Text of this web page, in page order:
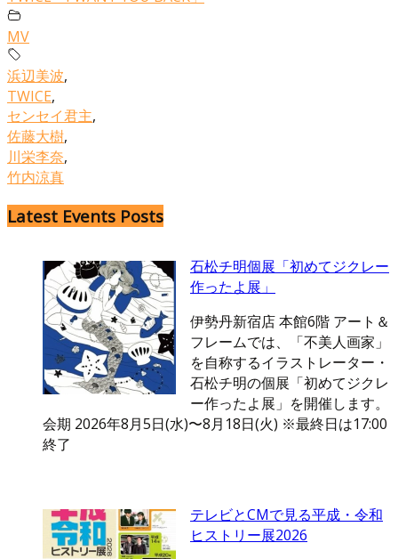
MV
浜辺美波,
TWICE,
センセイ君主,
佐藤大樹,
川栄李奈,
竹内涼真
Latest Events Posts
石松チ明個展「初めてジクレー
作ったよ展」
伊勢丹新宿店 本館6階 アート＆
フレームでは、「不美人画家」
を自称するイラストレーター・
石松チ明の個展「初めてジクレ
ー作ったよ展」を開催します。
会期 2026年8月5日(水)〜8月18日(火) ※最終日は17:00
終了
テレビとCMで見る平成・令和
ヒストリー展2026